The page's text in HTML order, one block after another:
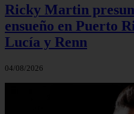
Ricky Martin
ensueño en Puerto
Lucía y Renn
04/08/2026